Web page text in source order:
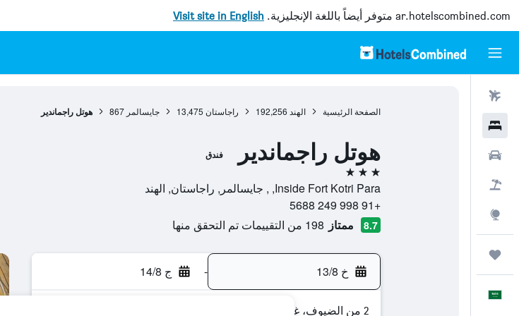
ar.hotelscombined.com متوفر أيضاً باللغة الإنجليزية. Visit site in English
الصفحة الرئيسية الهند 192,256 راجاستان 13,475 جايسالمر 867 هوتل راجماندير
هوتل راجماندير فندق
3 نجوم
Inside Fort Kotri Para, , جايسالمر, راجاستان, الهند
+91 998 249 5688
8.7 ممتاز 198 من التقييمات تم التحقق منها
خ 13/8 - ج 14/8
2 من الضيوف، غرفة واحدة